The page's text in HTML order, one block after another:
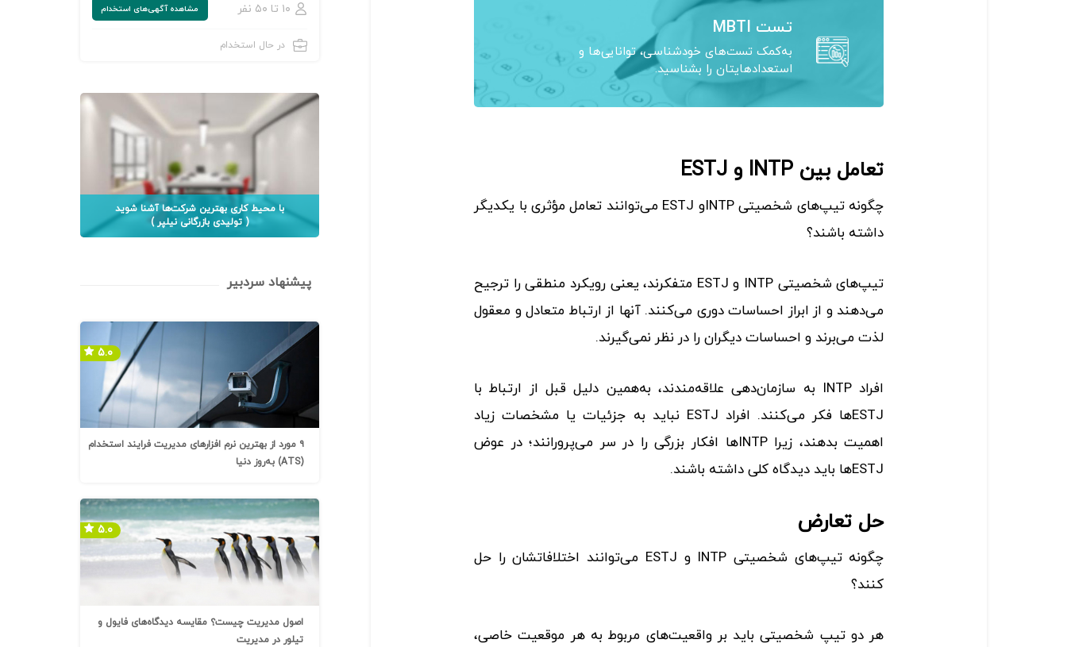
تست MBTI
به‌کمک تست‌های خودشناسی، توانایی‌ها و
استعدادهایتان را بشناسید.
تعامل بین INTP و ESTJ
چگونه تیپ‌های شخصیتی INTPو ESTJ می‌توانند تعامل مؤثری با یکدیگر
داشته باشند؟
تیپ‌های شخصیتی INTP و ESTJ متفکرند، یعنی رویکرد منطقی را ترجیح
می‌دهند و از ابراز احساسات دوری می‌کنند. آنها از ارتباط متعادل و معقول
لذت می‌برند و احساسات دیگران را در نظر نمی‌گیرند.
افراد INTP به سازمان‌دهی علاقه‌مندند، به‌همین دلیل قبل از ارتباط با
ESTJها فکر می‌کنند. افراد ESTJ نباید به جزئیات یا مشخصات زیاد
اهمیت بدهند، زیرا INTPها افکار بزرگی را در سر می‌پرورانند؛ در عوض
ESTJها باید دیدگاه کلی داشته باشند.
حل تعارض
چگونه تیپ‌های شخصیتی INTP و ESTJ می‌توانند اختلافاتشان را حل
کنند؟
هر دو تیپ شخصیتی باید بر واقعیت‌های مربوط به هر موقعیت خاصی،
۱۰ تا ۵۰ نفر
مشاهده‌ آگهی‌های استخدام
در حال استخدام
با محیط کاری بهترین شرکت‌ها آشنا شوید
( تولیدی بازرگانی نیلپر )
پیشنهاد سردبیر
۹ مورد از بهترین نرم افزارهای مدیریت فرایند استخدام
(ATS) به‌روز دنیا
۵.۰
اصول مدیریت چیست؟ مقایسه دیدگاه‌های فایول و
تیلور در مدیریت
۵.۰